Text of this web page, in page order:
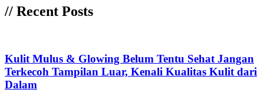
// Recent Posts
Kulit Mulus & Glowing Belum Tentu Sehat Jangan
Terkecoh Tampilan Luar, Kenali Kualitas Kulit dari
Dalam